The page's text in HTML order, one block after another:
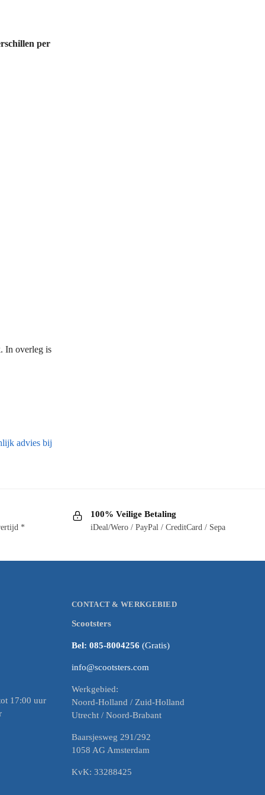
per
In overleg is
advies bij
*
100% Veilige Betaling
iDeal/Wero / PayPal / CreditCard / Sepa
17:00 uur
CONTACT & WERKGEBIED
Scootsters
Bel: 085-8004256(Gratis)
info@scootsters.com
Werkgebied:
Noord-Holland / Zuid-Holland
Utrecht / Noord-Brabant
Baarsjesweg 291/292
1058 AG Amsterdam
KvK: 33288425